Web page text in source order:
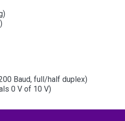
Baud, full/half duplex)
0 V of 10 V)